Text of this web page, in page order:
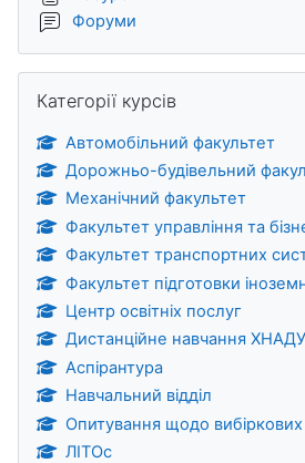
Форуми
Категорії курсів
Автомобільний факультет
Дорожньо-будівельний
Механічний факультет
Факультет управління та
Факультет транспортних
Факультет підготовки
Центр освітніх послуг
Дистанційне навчання ХНАДУ
Аспірантура
Навчальний відділ
Опитування щодо вибіркових
ЛІТОс